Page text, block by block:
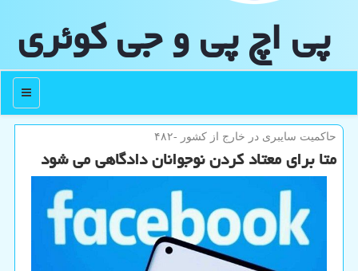
پی اچ پی و جی كوئری
منو
حاكمیت سایبری در خارج از كشور -۴۸۲
متا برای معتاد کردن نوجوانان دادگاهی می شود